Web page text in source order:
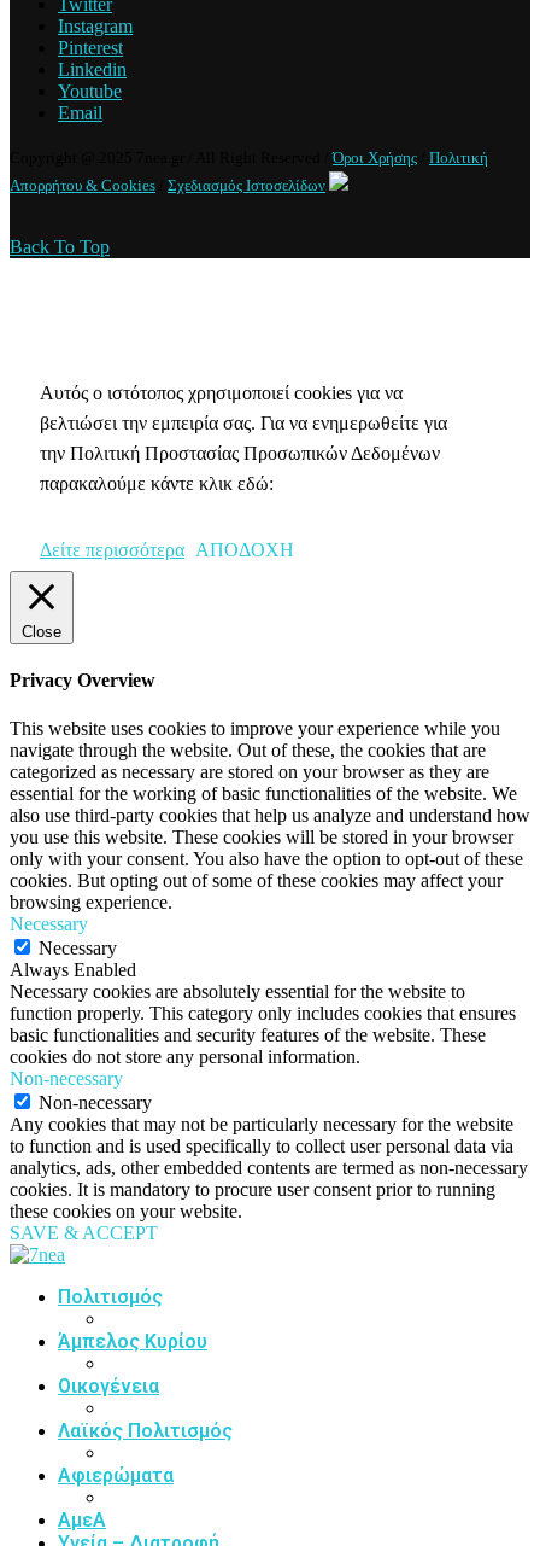
Instagram
Pinterest
Linkedin
Youtube
Email
Copyright @ 2025 7nea.gr / All Right Reserved /Όροι Χρήσης
Πολιτική
Απορρήτου & Cookies
Σχεδιασμός Ιστοσελίδων
Back To Top
Αυτός ο ιστότοπος χρησιμοποιεί cookies για να
βελτιώσει την εμπειρία σας. Για να ενημερωθείτε για
την Πολιτική Προστασίας Προσωπικών Δεδομένων
παρακαλούμε κάντε κλικ εδώ:
Δείτε περισσότερα ΑΠΟΔΟΧΗ
Close
Privacy Overview
This website uses cookies to improve your experience while you
navigate through the website. Out of these, the cookies that are
categorized as necessary are stored on your browser as they are
essential for the working of basic functionalities of the website. We
also use third-party cookies that help us analyze and understand how
you use this website. These cookies will be stored in your browser
only with your consent. You also have the option to opt-out of these
cookies. But opting out of some of these cookies may affect your
browsing experience.
Necessary
Necessary
Always Enabled
Necessary cookies are absolutely essential for the website to
function properly. This category only includes cookies that ensures
basic functionalities and security features of the website. These
cookies do not store any personal information.
Non-necessary
Non-necessary
Any cookies that may not be particularly necessary for the website
to function and is used specifically to collect user personal data via
analytics, ads, other embedded contents are termed as non-necessary
cookies. It is mandatory to procure user consent prior to running
these cookies on your website.
SAVE & ACCEPT
Πολιτισμός
Άμπελος Κυρίου
Οικογένεια
Λαϊκός Πολιτισμός
Αφιερώματα
ΑμεΑ